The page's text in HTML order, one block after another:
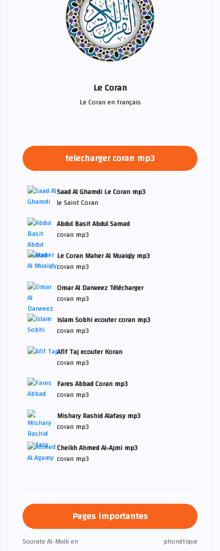
Le Coran
Le Coran en français
telecharger coran mp3
Saad Al Ghamdi Le Coran mp3
le Saint Coran
Abdul Basit Abdul Samad
coran mp3
Le Coran Maher Al Muaiqly mp3
coran mp3
Omar Al Darweez Télécharger
coran mp3
Islam Sobhi ecouter coran mp3
coran mp3
Afif Taj ecouter Koran
coran mp3
Fares Abbad Coran mp3
coran mp3
Mishary Rashid Alafasy mp3
coran mp3
Cheikh Ahmed Al-Ajmi mp3
coran mp3
Pages importantes
Sourate Al-Mulk en
phonétique